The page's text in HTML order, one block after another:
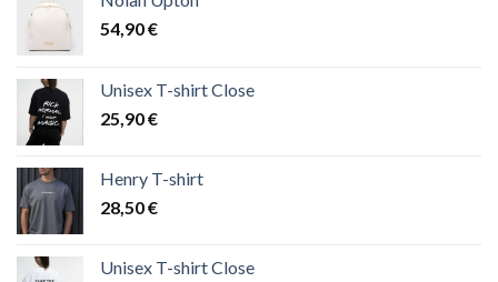
54,90€
Unisex T-shirt Close
25,90€
Henry T-shirt
28,50€
Unisex T-shirt Close